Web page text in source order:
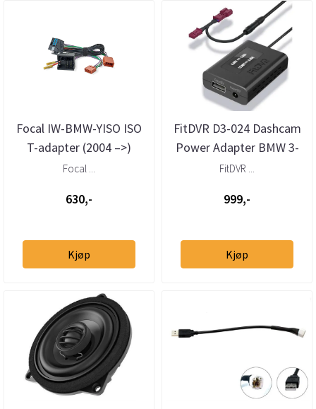
Focal IW-BMW-YISO ISO
T-adapter (2004 –>)
Focal ...
630,-
Kjøp
FitDVR D3-024 Dashcam
Power Adapter BMW 3-
pin
FitDVR ...
999,-
Kjøp